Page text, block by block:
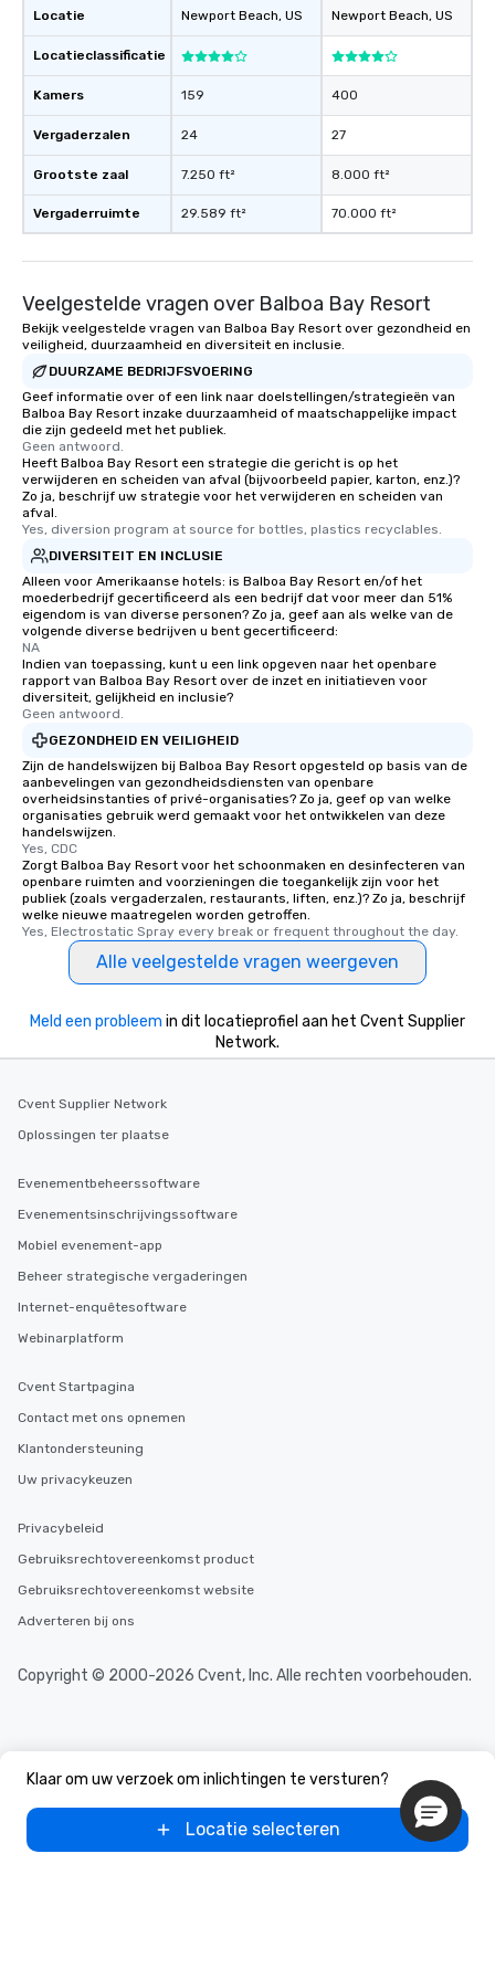
Locatie
Locatieclassificatie
Kamers
Vergaderzalen
Grootste zaal
Vergaderruimte
Newport Beach, US
159
24
7.250 ft²
29.589 ft²
Newport Beach, US
400
27
8.000 ft²
70.000 ft²
Veelgestelde vragen over Balboa Bay Resort
Bekijk veelgestelde vragen van Balboa Bay Resort over gezondheid en
veiligheid, duurzaamheid en diversiteit en inclusie.
DUURZAME BEDRIJFSVOERING
Geef informatie over of een link naar doelstellingen/strategieën van
Balboa Bay Resort inzake duurzaamheid of maatschappelijke impact
die zijn gedeeld met het publiek.
Geen antwoord.
Heeft Balboa Bay Resort een strategie die gericht is op het
verwijderen en scheiden van afval (bijvoorbeeld papier, karton, enz.)?
Zo ja, beschrijf uw strategie voor het verwijderen en scheiden van
afval.
Yes, diversion program at source for bottles, plastics recyclables.
DIVERSITEIT EN INCLUSIE
Alleen voor Amerikaanse hotels: is Balboa Bay Resort en/of het
moederbedrijf gecertificeerd als een bedrijf dat voor meer dan 51%
eigendom is van diverse personen? Zo ja, geef aan als welke van de
volgende diverse bedrijven u bent gecertificeerd:
NA
Indien van toepassing, kunt u een link opgeven naar het openbare
rapport van Balboa Bay Resort over de inzet en initiatieven voor
diversiteit, gelijkheid en inclusie?
Geen antwoord.
GEZONDHEID EN VEILIGHEID
Zijn de handelswijzen bij Balboa Bay Resort opgesteld op basis van de
aanbevelingen van gezondheidsdiensten van openbare
overheidsinstanties of privé-organisaties? Zo ja, geef op van welke
organisaties gebruik werd gemaakt voor het ontwikkelen van deze
handelswijzen.
Yes, CDC
Zorgt Balboa Bay Resort voor het schoonmaken en desinfecteren van
openbare ruimten and voorzieningen die toegankelijk zijn voor het
publiek (zoals vergaderzalen, restaurants, liften, enz.)? Zo ja, beschrijf
welke nieuwe maatregelen worden getroffen.
Yes, Electrostatic Spray every break or frequent throughout the day.
Alle veelgestelde vragen weergeven
Klaar om uw verzoek om inlichtingen te versturen?
Locatie selecteren
Meld een probleem in dit locatieprofiel aan het Cvent Supplier
Network.
Cvent Supplier Network
Oplossingen ter plaatse
Evenementbeheerssoftware
Evenementsinschrijvingssoftware
Mobiel evenement-app
Beheer strategische vergaderingen
Internet-enquêtesoftware
Webinarplatform
Cvent Startpagina
Contact met ons opnemen
Klantondersteuning
Uw privacykeuzen
Privacybeleid
Gebruiksrechtovereenkomst product
Gebruiksrechtovereenkomst website
Adverteren bij ons
Copyright © 2000-2026 Cvent, Inc. Alle rechten voorbehouden.